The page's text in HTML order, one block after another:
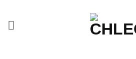
indhold